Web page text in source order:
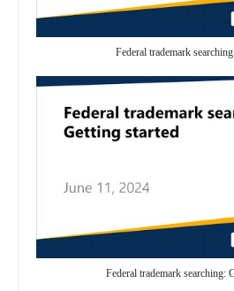
Federal trademark
Federal trademark searching: